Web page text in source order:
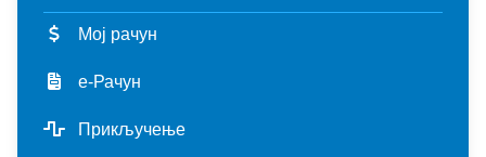
ПОЧЕТНА
О НАМА
лична карта
КОРИСНИЦИ
Мој рачун
е-Рачун
Прикључење